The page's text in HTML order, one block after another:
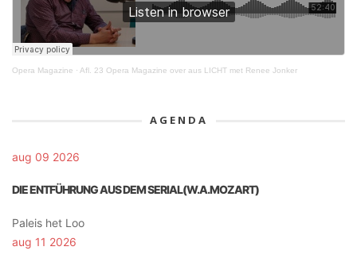
Opera Magazine · Afl. 23 Opera Magazine over aus LICHT met Renee Jonker
AGENDA
aug 09 2026
DIE ENTFÜHRUNG AUS DEM SERIAL(W.A.MOZART)
Paleis het Loo
aug 11 2026